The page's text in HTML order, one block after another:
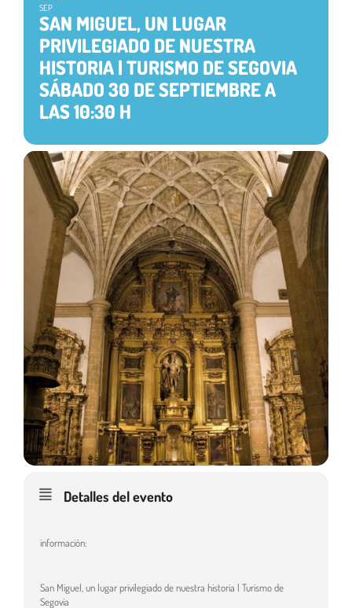
SEP
SAN MIGUEL, UN LUGAR
PRIVILEGIADO DE NUESTRA
HISTORIA | TURISMO DE SEGOVIA
SÁBADO 30 DE SEPTIEMBRE A
LAS 10:30 H
Detalles del evento
información:
San Miguel, un lugar privilegiado de nuestra historia | Turismo de
Segovia